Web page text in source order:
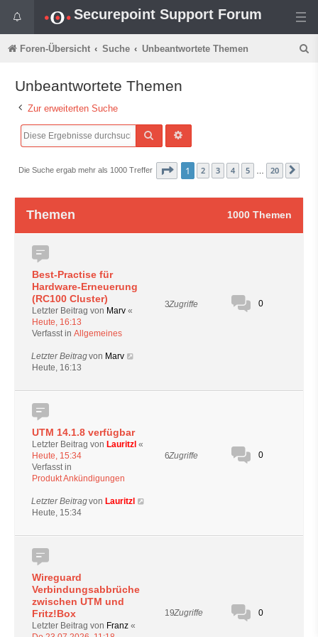
Securepoint Support Forum
Foren-Übersicht Suche Unbeantwortete Themen
Unbeantwortete Themen
Zur erweiterten Suche
Suche
Die Suche ergab mehr als 1000 Treffer Seite von20
1 2 3 4 5 20
Themen 1000 Themen
Best-Practise für
Hardware-Erneuerung
(RC100 Cluster)
Letzter Beitrag von Marv «
Heute, 16:13
Verfasst in Allgemeines
3Zugriffe 0
Letzter Beitragvon Marv
Heute, 16:13
UTM 14.1.8 verfügbar
Letzter Beitrag von Lauritzl «
Heute, 15:34
Verfasst in
Produkt Ankündigungen
6Zugriffe 0
Letzter Beitragvon Lauritzl
Heute, 15:34
Wireguard
Verbindungsabbrüche
zwischen UTM und
Fritz!Box
Letzter Beitrag von Franz «
19Zugriffe 0